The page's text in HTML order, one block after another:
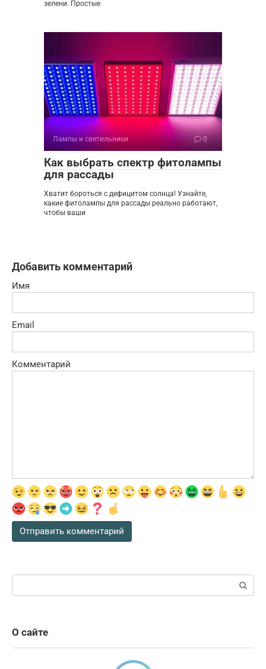
зелени. Простые
Лампы и светильники 0
Как выбрать спектр фитолампы
для рассады
Хватит бороться с дефицитом солнца! Узнайте,
какие фитолампы для рассады реально работают,
чтобы ваши
Добавить комментарий
Имя
Email
Комментарий
О сайте